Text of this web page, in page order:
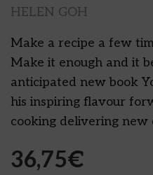
HELEN GOH
Make a recipe a few
Make it enough and it
anticipated new book
his inspiring flavour
cooking delivering
36,75€